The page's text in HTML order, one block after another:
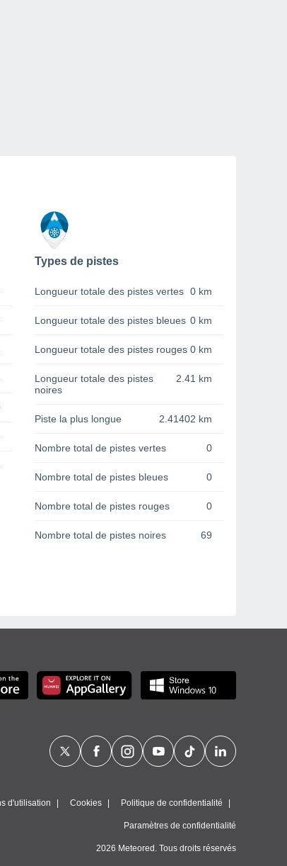
Types de pistes
Longueur totale des pistes vertes 0 km
Longueur totale des pistes bleues 0 km
Longueur totale des pistes rouges 0 km
Longueur totale des pistes
noires
2.41 km
Piste la plus longue 2.41402 km
Nombre total de pistes vertes 0
Nombre total de pistes bleues 0
Nombre total de pistes rouges 0
Nombre total de pistes noires 69
d'utilisation Cookies Politique de confidentialité
Paramètres de confidentialité
2026 Meteored. Tous droits réservés